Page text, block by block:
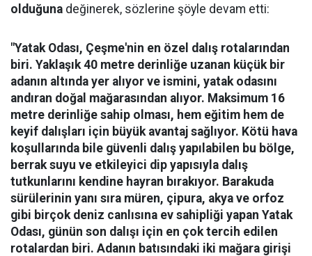
olduğuna değinerek, sözlerine şöyle devam etti:
"Yatak Odası, Çeşme'nin en özel dalış rotalarından
biri. Yaklaşık 40 metre derinliğe uzanan küçük bir
adanın altında yer alıyor ve ismini, yatak odasını
andıran doğal mağarasından alıyor. Maksimum 16
metre derinliğe sahip olması, hem eğitim hem de
keyif dalışları için büyük avantaj sağlıyor. Kötü hava
koşullarında bile güvenli dalış yapılabilen bu bölge,
berrak suyu ve etkileyici dip yapısıyla dalış
tutkunlarını kendine hayran bırakıyor. Barakuda
sürülerinin yanı sıra müren, çipura, akya ve orfoz
gibi birçok deniz canlısına ev sahipliği yapan Yatak
Odası, günün son dalışı için en çok tercih edilen
rotalardan biri. Adanın batısındaki iki mağara girişi